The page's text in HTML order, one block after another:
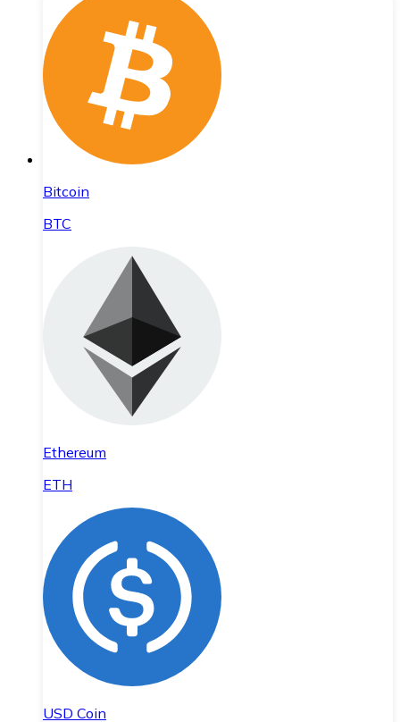
Bitcoin
BTC
Ethereum
ETH
USD Coin